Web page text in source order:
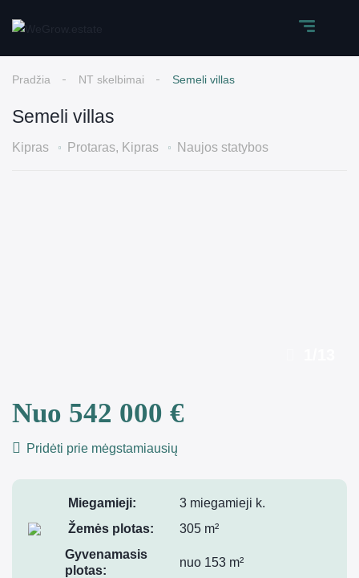
Pradžia NT skelbimai Semeli villas
Semeli villas
Kipras Protaras, Kipras Naujos statybos
Nuo 542 000 €
Pridėti prie mėgstamiausių
Miegamieji:
3 miegamieji k.
Žemės plotas:
305 m²
Gyvenamasis
plotas:
nuo 153 m²